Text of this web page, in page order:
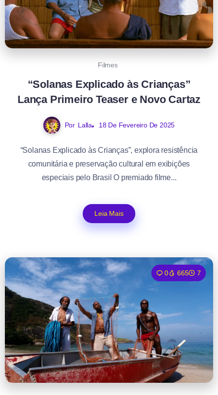
Filmes
“Solanas Explicado às Crianças”
Lança Primeiro Teaser e Novo Cartaz
Por Lalla 18 De Fevereiro De 2025
“Solanas Explicado às Crianças”, explora resistência
comunitária e preservação cultural em exibições
especiais pelo Brasil O premiado filme...
Leia Mais
0 665 7